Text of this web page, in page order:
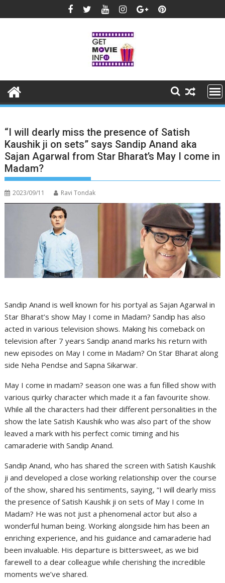
to
“I will dearly miss the presence of Satish
Kaushik ji on sets” says Sandip Anand aka
Sajan Agarwal from Star Bharat’s May I come in
Madam?
2023/09/11 Ravi Tondak
Sandip Anand is well known for his portyal as Sajan Agarwal in
Star Bharat’s show May I come in Madam? Sandip has also
acted in various television shows. Making his comeback on
television after 7 years Sandip anand marks his return with
new episodes on May I come in Madam? On Star Bharat along
side Neha Pendse and Sapna Sikarwar.
May I come in madam? season one was a fun filled show with
various quirky character which made it a fan favourite show.
While all the characters had their different personalities in the
show the late Satish Kaushik who was also part of the show
leaved a mark with his perfect comic timing and his
camaraderie with Sandip Anand.
Sandip Anand, who has shared the screen with Satish Kaushik
ji and developed a close working relationship over the course
of the show, shared his sentiments, saying, “I will dearly miss
the presence of Satish Kaushik ji on sets of May I come In
Madam? He was not just a phenomenal actor but also a
wonderful human being. Working alongside him has been an
enriching experience, and his guidance and camaraderie had
been invaluable. His departure is bittersweet, as we bid
farewell to a dear colleague while cherishing the incredible
moments we’ve shared.